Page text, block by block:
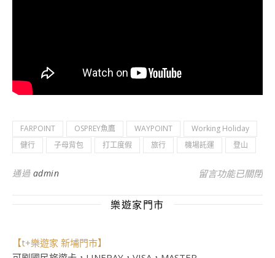
FARPOINT OSPREY魚鷹 WAYPOINT
Working Holiday
健行
子母背包 打工度假 旅行 機場託運 登山
通過 admin 在〈Osprey
留言功能已關閉
樂遊家門市
【t+樂遊家 新埔門市】